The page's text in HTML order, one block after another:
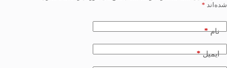
شده‌اند *
نام*
ایمیل*